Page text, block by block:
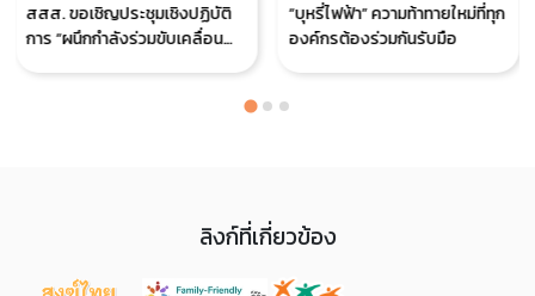
สสส. ขอเชิญประชุมเชิงปฏิบัติ
การ “ผนึกกำลังร่วมขับเคลื่อน
“บุหรี่ไฟฟ้า” ความท้าทายใหม่ที่ทุก
องค์กรต้องร่วมกันรับมือ
ลิงก์ที่เกี่ยวข้อง